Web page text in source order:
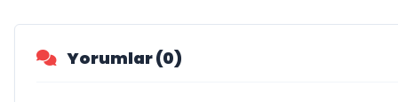
Yorumlar (0)